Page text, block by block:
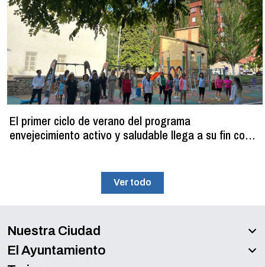
El primer ciclo de verano del programa
envejecimiento activo y saludable llega a su fin con
Ver todo
Nuestra Ciudad
El Ayuntamiento